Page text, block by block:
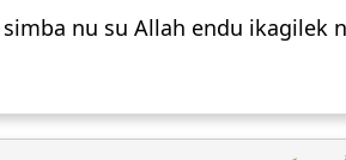
nu su Allah endu ikagilek